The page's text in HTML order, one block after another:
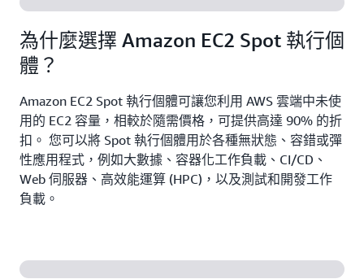
為什麼選擇 Amazon EC2 Spot 執行個
體？
Amazon EC2 Spot 執行個體可讓您利用 AWS 雲端中未使
用的 EC2 容量，相較於隨需價格，可提供高達 90% 的折
扣。 您可以將 Spot 執行個體用於各種無狀態、容錯或彈
性應用程式，例如大數據、容器化工作負載、CI/CD、
Web 伺服器、高效能運算 (HPC)，以及測試和開發工作
負載。